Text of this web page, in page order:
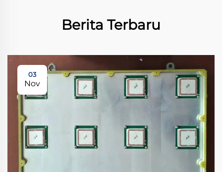
Berita Terbaru
03
Nov